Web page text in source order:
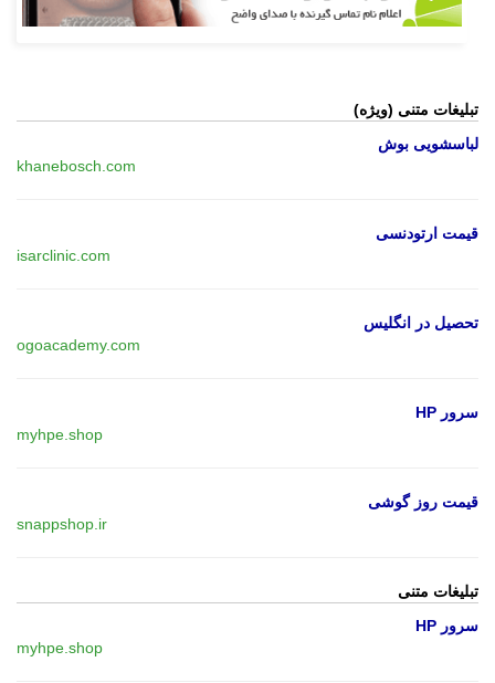
تبلیغات متنی (ویژه)
لباسشویی بوش
khanebosch.com
قیمت ارتودنسی
isarclinic.com
تحصیل در انگلیس
ogoacademy.com
سرور HP
myhpe.shop
قیمت روز گوشی
snappshop.ir
تبلیغات متنی
سرور HP
myhpe.shop